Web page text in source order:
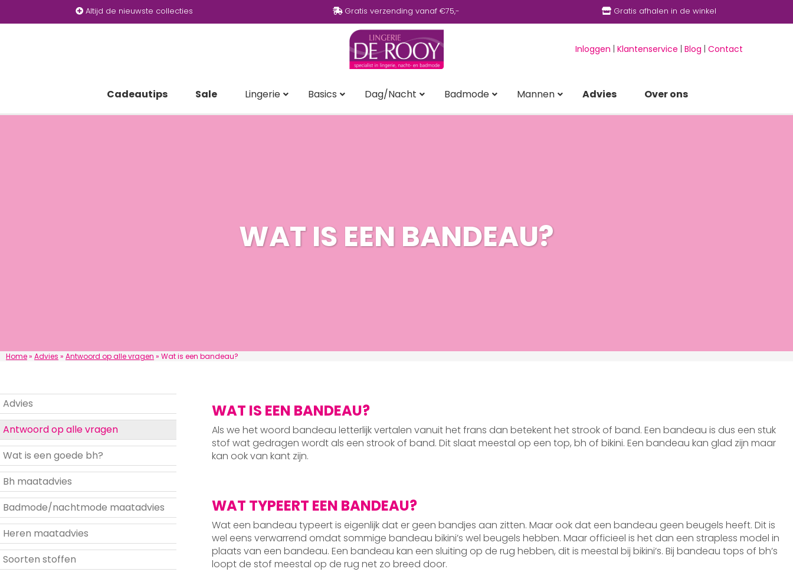
Altijd de nieuwste collecties Gratis verzending vanaf €75,- Gratis afhalen in de winkel
Inloggen Klantenservice Blog Contact
Cadeautips Sale Lingerie Basics Dag/Nacht Badmode Mannen Advies Over ons
WAT IS EEN BANDEAU?
Home» Advies » Antwoord op alle vragen » Wat is een bandeau?
Advies
Antwoord op alle vragen
Wat is een goede bh?
Bh maatadvies
Badmode/nachtmode maatadvies
Heren maatadvies
Soorten stoffen
WAT IS EEN BANDEAU?
Als we het woord bandeau letterlijk vertalen vanuit het frans dan betekent het strook of band. Een bandeau is dus een stuk
stof wat gedragen wordt als een strook of band. Dit slaat meestal op een top, bh of bikini. Een bandeau kan glad zijn maar
kan ook van kant zijn.
WAT TYPEERT EEN BANDEAU?
Wat een bandeau typeert is eigenlijk dat er geen bandjes aan zitten. Maar ook dat een bandeau geen beugels heeft. Dit is
wel eens verwarrend omdat sommige bandeau bikini’s wel beugels hebben. Maar officieel is het dan een strapless model in
plaats van een bandeau. Een bandeau kan een sluiting op de rug hebben, dit is meestal bij bikini’s. Bij bandeau tops of bh’s
loopt de stof meestal op de rug net zo breed door.